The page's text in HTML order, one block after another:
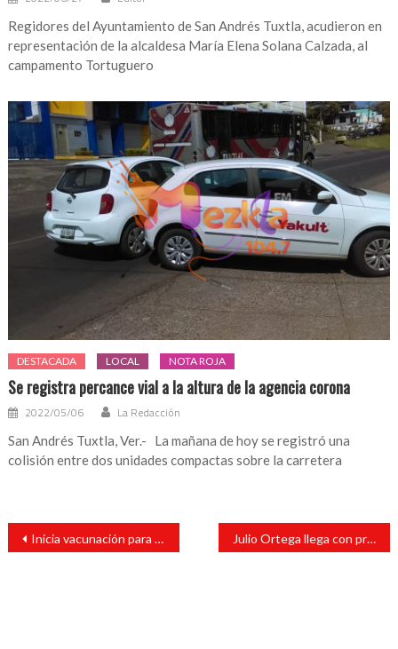
Regidores del Ayuntamiento de San Andrés Tuxtla, acudieron en
representación de la alcaldesa María Elena Solana Calzada, al
campamento Tortuguero
DESTACADA LOCAL NOTA ROJA
Se registra percance vial a la altura de la agencia corona
2022/05/06 La Redacción
San Andrés Tuxtla, Ver.- La mañana de hoy se registró una
colisión entre dos unidades compactas sobre la carretera
Navegación
entradas
Inicia vacunación para atletas que se preparan para Tokio Julio Ortega llega con programa alimentario a La Victoria